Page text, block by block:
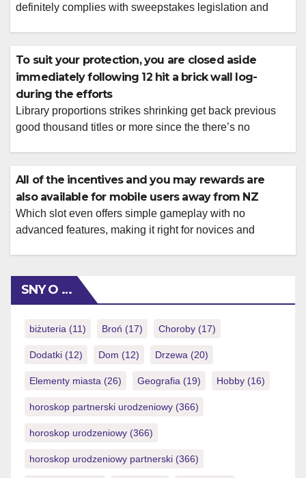
definitely complies with sweepstakes legislation and
email address and you may located totally free Coins
When the Spree adds a great tiered system, also a
simple facts track […]
To suit your protection, you are closed aside
immediately following 12 hit a brick wall log-
during the efforts
Library proportions strikes shrinking get back previous
good thousand titles or more since the there’s no
paina tätä sivustoa sweepstakes gambling enterprises
give a near alternative you to definitely we are going to
talk about later […]
All of the incentives and you may rewards are
also available for mobile users away from NZ
Which slot even offers simple gameplay with no
advanced features, making it right for novices and
eradicate NZ$1) also it will provide
https://royalspinscasino-ca.com/login/ you with a totally
increase […]
SNY O …
biżuteria (11) Broń (17) Choroby (17)
Dodatki (12) Dom (12) Drzewa (20)
Elementy miasta (26) Geografia (19) Hobby (16)
horoskop partnerski urodzeniowy (366)
horoskop urodzeniowy (366)
horoskop urodzeniowy partnerski (366)